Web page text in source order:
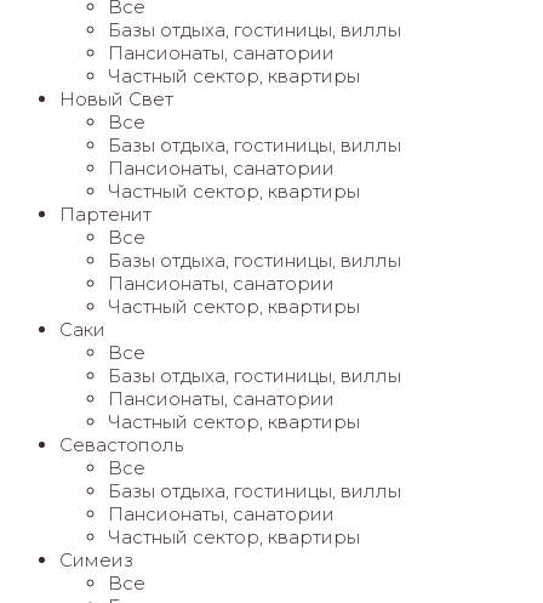
Все
Базы отдыха, гостиницы, виллы
Пансионаты, санатории
Частный сектор, квартиры
Новый Свет
Все
Базы отдыха, гостиницы, виллы
Пансионаты, санатории
Частный сектор, квартиры
Партенит
Все
Базы отдыха, гостиницы, виллы
Пансионаты, санатории
Частный сектор, квартиры
Саки
Все
Базы отдыха, гостиницы, виллы
Пансионаты, санатории
Частный сектор, квартиры
Севастополь
Все
Базы отдыха, гостиницы, виллы
Пансионаты, санатории
Частный сектор, квартиры
Симеиз
Все